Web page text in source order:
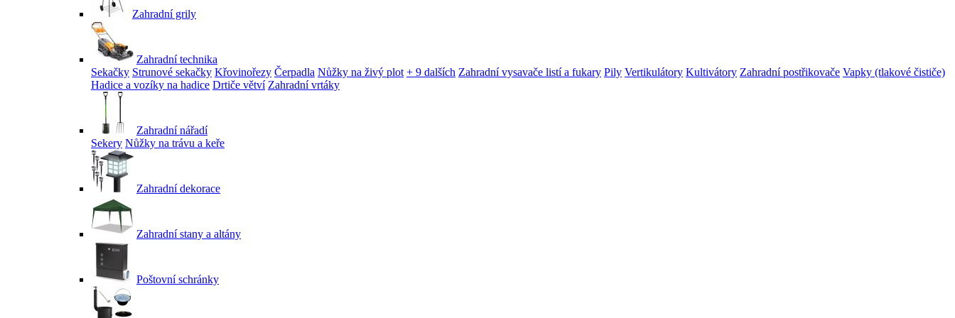
Zahradní grily
Zahradní technika
Sekačky Strunové sekačky Křovinořezy Čerpadla Nůžky na živý plot + 9 dalších Zahradní vysavače listí a fukary Pily Vertikulátory Kultivátory Zahradní postřikovače Vapky (tlakové čističe)
Hadice a vozíky na hadice Drtiče větví Zahradní vrtáky
Zahradní nářadí
Sekery Nůžky na trávu a keře
Zahradní dekorace
Zahradní stany a altány
Poštovní schránky